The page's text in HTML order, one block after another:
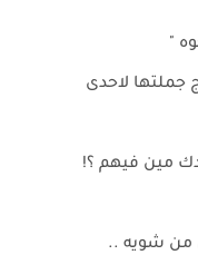
"
جملتها لاحدى
مين فيهم ؟!
من شويه ..